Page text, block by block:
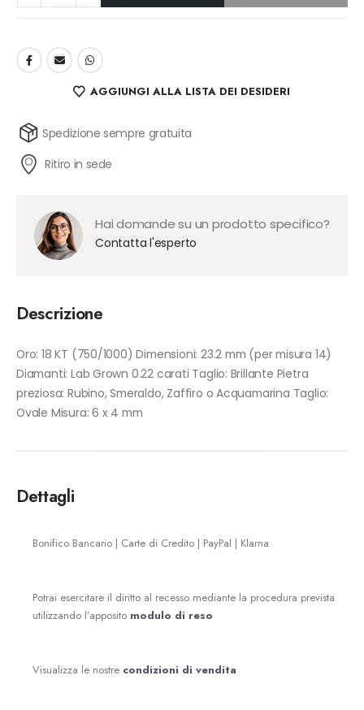
AGGIUNGI ALLA LISTA DEI DESIDERI
Spedizione sempre gratuita
Ritiro in sede
Hai domande su un prodotto specifico?
Contatta l'esperto
Descrizione
Oro: 18 KT (750/1000) Dimensioni: 23.2 mm (per misura 14)
Diamanti: Lab Grown 0.22 carati Taglio: Brillante Pietra
preziosa: Rubino, Smeraldo, Zaffiro o Acquamarina Taglio:
Ovale Misura: 6 x 4 mm
Dettagli
Bonifico Bancario | Carte di Credito | PayPal | Klarna
Potrai esercitare il diritto al recesso mediante la procedura prevista
utilizzando l’apposito modulo di reso
Visualizza le nostre condizioni di vendita